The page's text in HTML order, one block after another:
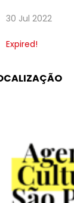
30 Jul 2022
Expired!